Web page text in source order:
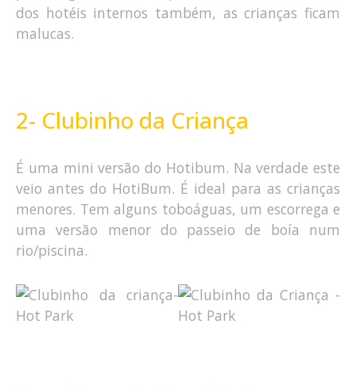
dos hotéis internos também, as crianças ficam
malucas.
2- Clubinho da Criança
É uma mini versão do Hotibum. Na verdade este
veio antes do HotiBum. É ideal para as crianças
menores. Tem alguns toboáguas, um escorrega e
uma versão menor do passeio de boía num
rio/piscina.